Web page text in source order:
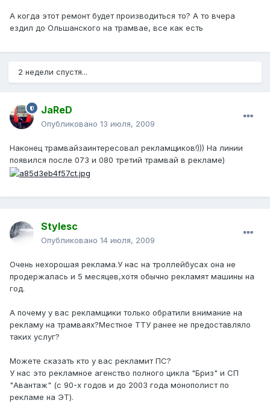
А когда этот ремонт будет производиться то? А то вчера
ездил до Ольшанского на трамвае, все как есть
2 недели спустя...
JaReD
Опубликовано 13 июля, 2009
Наконец трамвайзаинтересовал рекламщиков!))) На линии
появился после 073 и 080 третий трамвай в рекламе)
Stylesc
Опубликовано 14 июля, 2009
Очень нехорошая реклама.У нас на троллейбусах она не
продержалась и 5 месяцев,хотя обычно рекламят машины на
год.
А почему у вас рекламщики только обратили внимание на
рекламу на трамваях?Местное ТТУ ранее не предоставляло
таких услуг?
Можете сказать кто у вас рекламит ПС?
У нас это рекламное агенство полного цикла "Бриз" и СП
"Авантаж" (с 90-х годов и до 2003 года монополист по
рекламе на ЭТ).